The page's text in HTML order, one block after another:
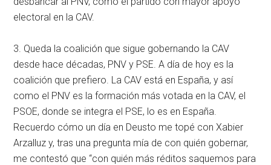
electoral en la CAV.
3. Queda la coalición que sigue gobernando la CAV
desde hace décadas, PNV y PSE. A día de hoy es la
coalición que prefiero. La CAV está en España, y así
como el PNV es la formación más votada en la CAV, el
PSOE, donde se integra el PSE, lo es en España.
Recuerdo cómo un día en Deusto me topé con Xabier
Arzalluz y, tras una pregunta mía de con quién gobernar,
me contestó que “con quién más réditos saquemos para